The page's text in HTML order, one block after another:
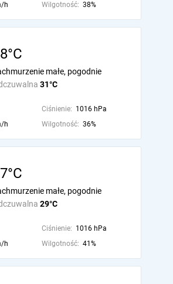
h Wilgotność: 38%
31°C
małe, pogodnie
Ciśnienie: 1016 hPa
h Wilgotność: 36%
29°C
małe, pogodnie
Ciśnienie: 1016 hPa
h Wilgotność: 41%